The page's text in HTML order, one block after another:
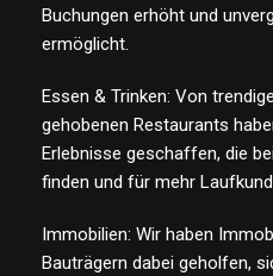
Buchungen erhöht und
ermöglicht.
Essen & Trinken: Von
gehobenen Restaurants
Erlebnisse geschaffen, die
finden und für mehr
Immobilien: Wir haben
Bauträgern dabei geholfen,